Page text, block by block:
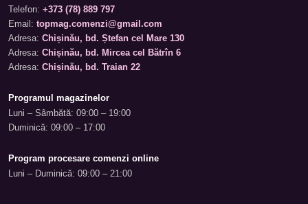
Telefon: +373 (78) 889 797
Email: topmag.comenzi@gmail.com
Adresa: Chișinău, bd. Ștefan cel Mare 130
Adresa: Chișinău, bd. Mircea cel Bătrîn 6
Adresa: Chișinău, bd. Traian 22
Programul magazinelor
Luni – Sâmbătă: 09:00 – 19:00
Duminică: 09:00 – 17:00
Program procesare comenzi online
Luni – Duminică: 09:00 – 21:00